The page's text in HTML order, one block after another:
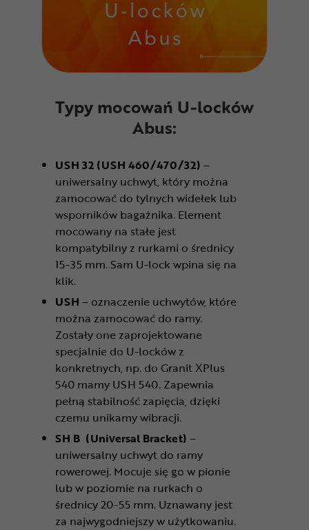
Typy mocowań U-locków
Abus:
USH 32 (USH 460/470/32) –
uniwersalny uchwyt, który można
zamocować do tylnych widełek lub
wsporników bagażnika. Element
mocowany na stałe jest
kompatybilny z rurkami o średnicy
15-35 mm. Sam U-lock wpina się na
klik.
USH – oznaczenie uchwytów, które
można zamocować do ramy.
Zostały one zaprojektowane
specjalnie do U-locków z
konkretnych, np. do Granit XPlus
540 mamy USH 540. Zapewnia
pełną stabilność zapięcia, dzięki
czemu unikamy wibracji.
SH B (Universal Bracket) –
uniwersalny uchwyt do ramy
rowerowej. Mocuje się go w pionie
lub w poziomie na rurkach o
średnicy 20-55 mm. Uznawany jest
za najwygodniejszy w użytkowaniu.